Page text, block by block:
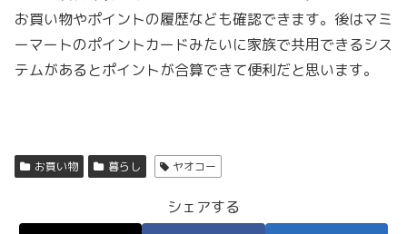
お買い物やポイントの履歴なども確認できます。後はマミ
ーマートのポイントカードみたいに家族で共用できるシス
テムがあるとポイントが合算できて便利だと思います。
お買い物 暮らし ヤオコー
シェアする